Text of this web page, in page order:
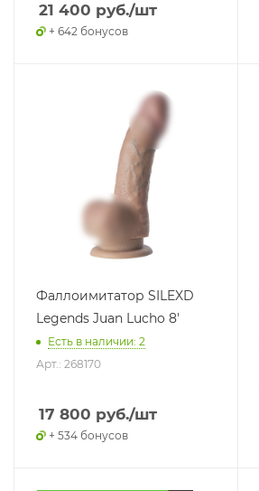
21 400 руб./шт
+ 642 бонусов
Фаллоимитатор SILEXD
Legends Juan Lucho 8'
Есть в наличии: 2
Арт.: 268170
17 800 руб./шт
+ 534 бонусов